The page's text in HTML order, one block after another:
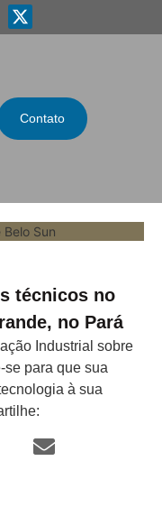
Contato
técnicos no
no Pará
Industrial sobre
se para que sua
à sua